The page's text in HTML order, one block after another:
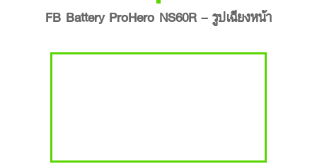
FB Battery ProHero NS60R – รูปเฉียงหน้า